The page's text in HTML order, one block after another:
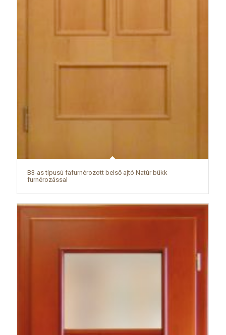
B3-as típusú fafurnérozott belső ajtó Natúr bükk
furnérozással